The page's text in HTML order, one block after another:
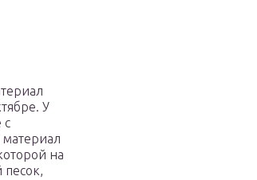
У
с
на
песок,